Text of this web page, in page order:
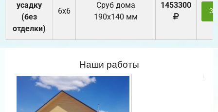
усадку
(без
отделки)
6х6
Cруб дома
190х140 мм
1453300
Наши работы